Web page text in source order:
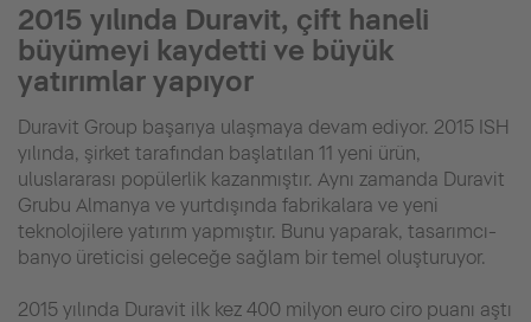
2015 yılında Duravit, çift haneli
büyümeyi kaydetti ve büyük
yatırımlar yapıyor
Duravit Group başarıya ulaşmaya devam ediyor. 2015 ISH
yılında, şirket tarafından başlatılan 11 yeni ürün,
uluslararası popülerlik kazanmıştır. Aynı zamanda Duravit
Grubu Almanya ve yurtdışında fabrikalara ve yeni
teknolojilere yatırım yapmıştır. Bunu yaparak, tasarımcı-
banyo üreticisi geleceğe sağlam bir temel oluşturuyor.
2015 yılında Duravit ilk kez 400 milyon euro ciro puanı aştı